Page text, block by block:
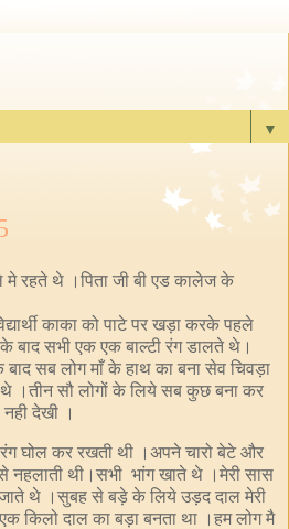
▼
मे रहते थे ।पिता जी बी एड कालेज के
काका को पाटे पर खड़ा करके पहले
सभी एक एक बाल्टी रंग डालते थे।
सब लोग माँ के हाथ का बना सेव चिवड़ा
।तीन सौ लोगों के लिये सब कुछ बना कर
देखी ।
घोल कर रखती थी ।अपने चारो बेटे और
थी।सभी भांग खाते थे ।मेरी सास
थे ।सुबह से बड़े के लिये उड़द दाल मेरी
किलो दाल का बड़ा बनता था ।हम लोग मै